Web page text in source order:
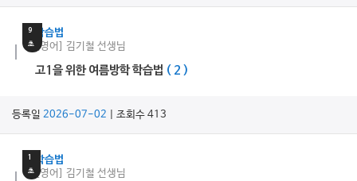
9
초
학습법
[영어] 김기철 선생님
고1을 위한 여름방학 학습법 ( 2 )
등록일 2026-07-02 | 조회수 413
1
초
학습법
[영어] 김기철 선생님